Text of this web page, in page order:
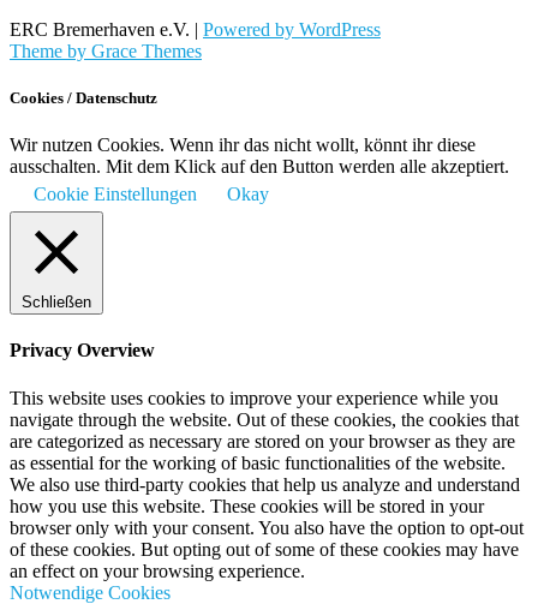
ERC Bremerhaven e.V. | Powered by WordPress
Theme by Grace Themes
Cookies / Datenschutz
Wir nutzen Cookies. Wenn ihr das nicht wollt, könnt ihr diese
ausschalten. Mit dem Klick auf den Button werden alle akzeptiert.
Cookie Einstellungen
Okay
Schließen
Privacy Overview
This website uses cookies to improve your experience while you
navigate through the website. Out of these cookies, the cookies that
are categorized as necessary are stored on your browser as they are
as essential for the working of basic functionalities of the website.
We also use third-party cookies that help us analyze and understand
how you use this website. These cookies will be stored in your
browser only with your consent. You also have the option to opt-out
of these cookies. But opting out of some of these cookies may have
an effect on your browsing experience.
Notwendige Cookies